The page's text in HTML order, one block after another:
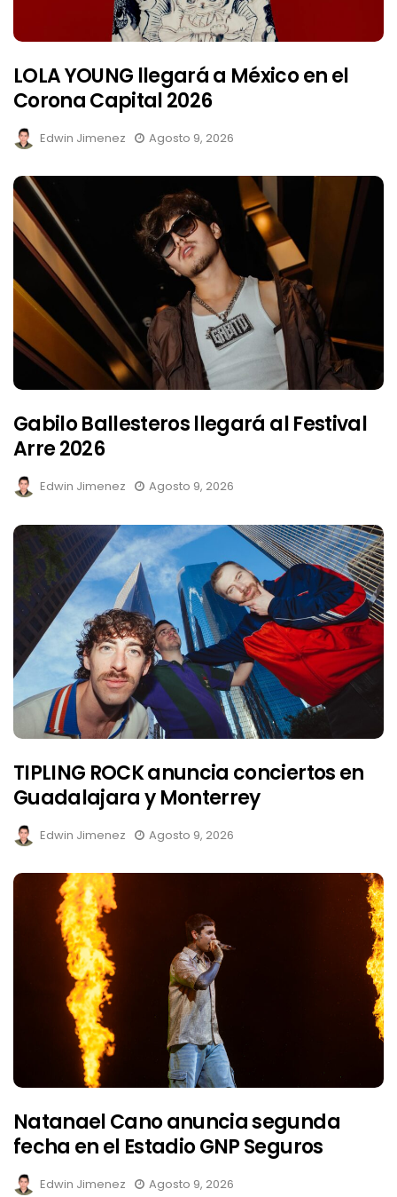
LOLA YOUNG llegará a México en el
Corona Capital 2026
Edwin Jimenez Agosto 9, 2026
Gabilo Ballesteros llegará al Festival
Arre 2026
Edwin Jimenez Agosto 9, 2026
TIPLING ROCK anuncia conciertos en
Guadalajara y Monterrey
Edwin Jimenez Agosto 9, 2026
Natanael Cano anuncia segunda
fecha en el Estadio GNP Seguros
Edwin Jimenez Agosto 9, 2026